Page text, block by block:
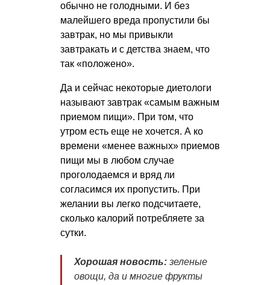
обычно не голодными. И без
малейшего вреда пропустили бы
завтрак, но мы привыкли
завтракать и с детства знаем, что
так «положено».
Да и сейчас некоторые диетологи
называют завтрак «самым важным
приемом пищи». При том, что
утром есть еще не хочется. А ко
времени «менее важных» приемов
пищи мы в любом случае
проголодаемся и вряд ли
согласимся их пропустить. При
желании вы легко подсчитаете,
сколько калорий потребляете за
сутки.
Хорошая новость: зеленые
овощи, да и многие фрукты